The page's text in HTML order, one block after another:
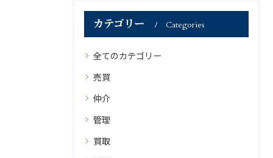
カテゴリー Categories
全てのカテゴリー
売買
仲介
管理
買取